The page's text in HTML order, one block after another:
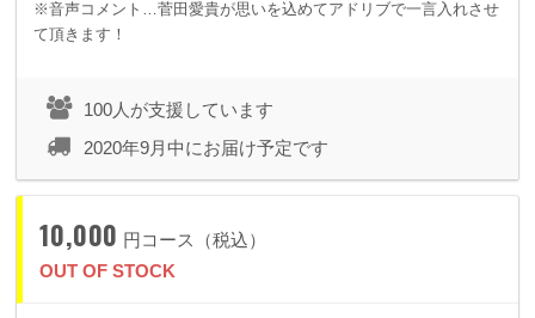
※音声コメント…菅田愛貴が思いを込めてアドリブで一言入れさせ
て頂きます！
100人が支援しています
2020年9月中にお届け予定です
10,000 円コース（税込）
OUT OF STOCK